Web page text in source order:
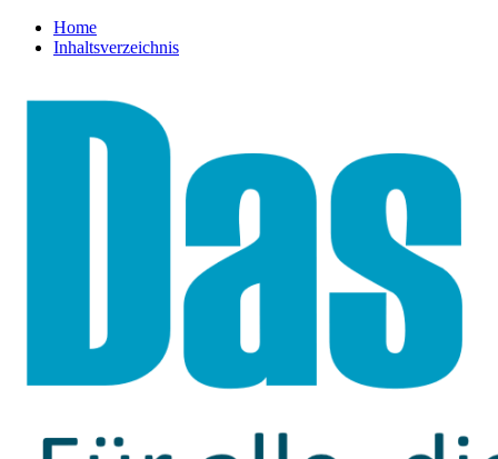
Home
Inhaltsverzeichnis